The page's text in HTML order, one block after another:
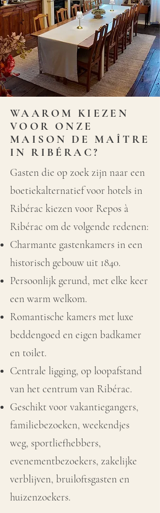
WAAROM KIEZEN
VOOR ONZE
MAISON DE MAÎTRE
IN RIBÉRAC?
​Gasten die op zoek zijn naar een
boetiekalternatief voor hotels in
Ribérac kiezen voor Repos à
Ribérac om de volgende redenen:
Charmante gastenkamers in een
historisch gebouw uit 1840.
Persoonlijk gerund, met elke keer
een warm welkom.
Romantische kamers met luxe
beddengoed en eigen badkamer
en toilet.
Centrale ligging, op loopafstand
van het centrum van Ribérac.
Geschikt voor vakantiegangers,
familiebezoeken, weekendjes
weg, sportliefhebbers,
evenementbezoekers, zakelijke
verblijven, bruiloftsgasten en
huizenzoekers.